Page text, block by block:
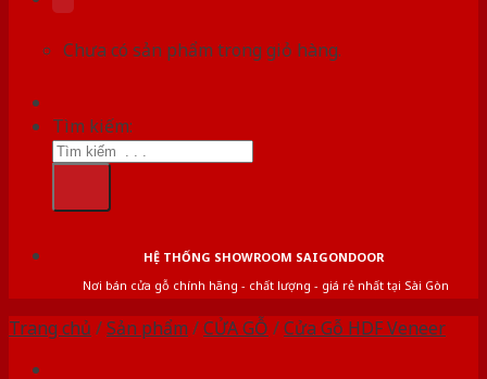
Chưa có sản phẩm trong giỏ hàng.
Tìm kiếm:
HỆ THỐNG SHOWROOM SAIGONDOOR
Nơi bán cửa gỗ chính hãng - chất lượng - giá rẻ nhất tại Sài Gòn
Trang chủ /Sản phẩm /CỬA GỖ /Cửa Gỗ HDF Veneer